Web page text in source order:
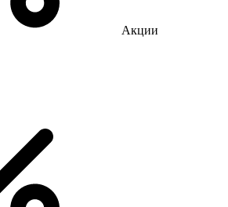
Акции